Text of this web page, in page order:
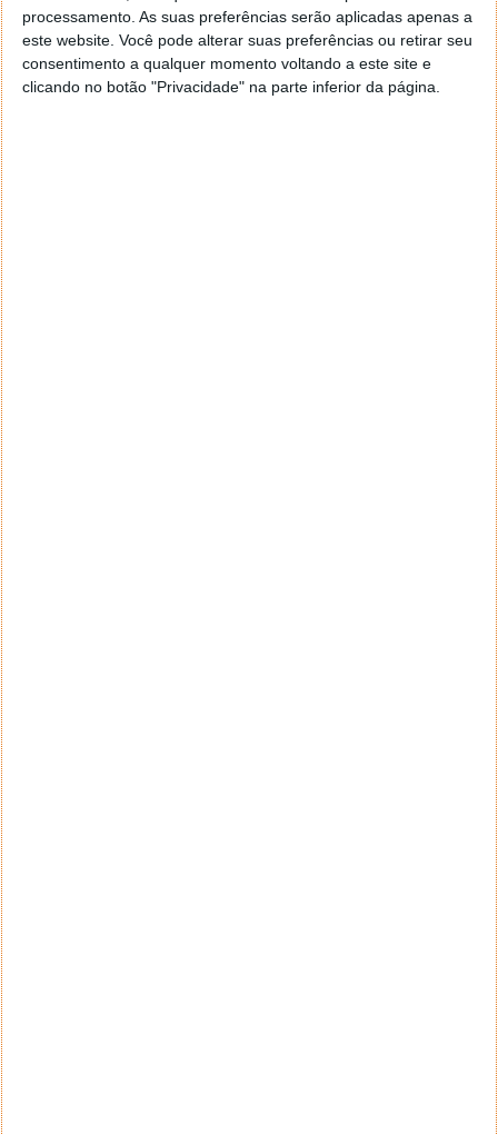
processamento. As suas preferências serão aplicadas apenas a
este website. Você pode alterar suas preferências ou retirar seu
consentimento a qualquer momento voltando a este site e
clicando no botão "Privacidade" na parte inferior da página.
ARTIGO ANTERIOR
Dica: como eliminar o número de telefone do
Instagram e ganhar mais privacidade